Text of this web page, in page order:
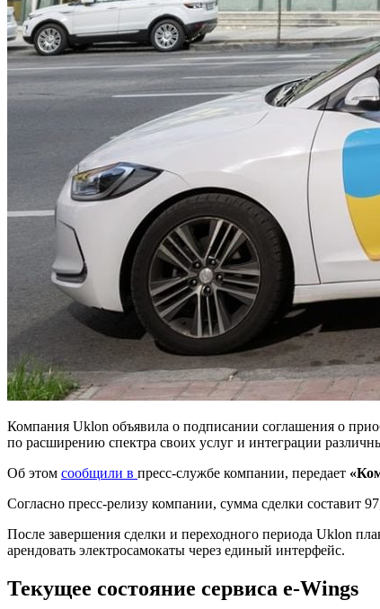
Компания Uklon объявила о подписании соглашения о
по расширению спектра своих услуг и интеграции
Об этом сообщили в пресс-службе компании, передает
Согласно пресс-релизу компании, сумма сделки составит
После завершения сделки и переходного периода Uklon
арендовать электросамокаты через единый интерфейс.
Текущее состояние сервиса e-Wings